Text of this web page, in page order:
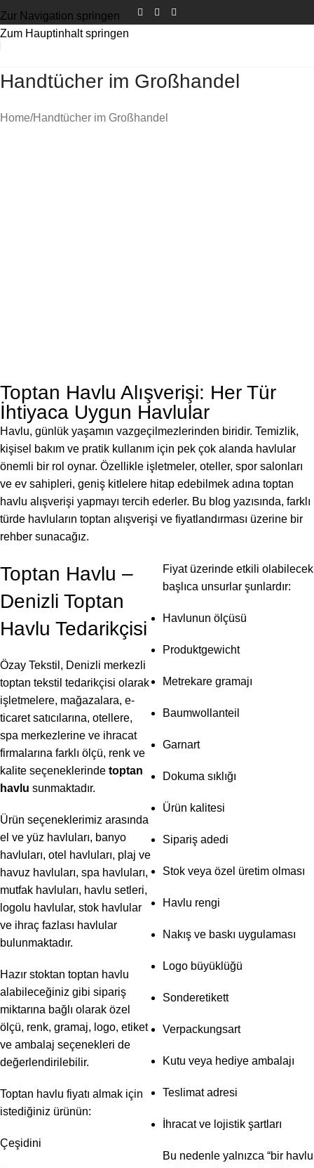
Zur Navigation springen
Zum Hauptinhalt springen
Handtücher im Großhandel
Home Handtücher im Großhandel
Toptan Havlu Alışverişi: Her Tür
İhtiyaca Uygun Havlular
Havlu, günlük yaşamın vazgeçilmezlerinden biridir. Temizlik,
kişisel bakım ve pratik kullanım için pek çok alanda havlular
önemli bir rol oynar. Özellikle işletmeler, oteller, spor salonları
ve ev sahipleri, geniş kitlelere hitap edebilmek adına toptan
havlu alışverişi yapmayı tercih ederler. Bu blog yazısında, farklı
türde havluların toptan alışverişi ve fiyatlandırması üzerine bir
rehber sunacağız.
Toptan Havlu –
Denizli Toptan
Havlu Tedarikçisi
Özay Tekstil, Denizli merkezli
toptan tekstil tedarikçisi olarak
işletmelere, mağazalara, e-
ticaret satıcılarına, otellere,
spa merkezlerine ve ihracat
firmalarına farklı ölçü, renk ve
kalite seçeneklerinde toptan
havlu sunmaktadır.
Ürün seçeneklerimiz arasında
el ve yüz havluları, banyo
havluları, otel havluları, plaj ve
havuz havluları, spa havluları,
mutfak havluları, havlu setleri,
logolu havlular, stok havlular
ve ihraç fazlası havlular
bulunmaktadır.
Hazır stoktan toptan havlu
alabileceğiniz gibi sipariş
miktarına bağlı olarak özel
ölçü, renk, gramaj, logo, etiket
ve ambalaj seçenekleri de
değerlendirilebilir.
Toptan havlu fiyatı almak için
istediğiniz ürünün:
Çeşidini
Fiyat üzerinde etkili olabilecek
başlıca unsurlar şunlardır:
Havlunun ölçüsü
Produktgewicht
Metrekare gramajı
Baumwollanteil
Garnart
Dokuma sıklığı
Ürün kalitesi
Sipariş adedi
Stok veya özel üretim olması
Havlu rengi
Nakış ve baskı uygulaması
Logo büyüklüğü
Sonderetikett
Verpackungsart
Kutu veya hediye ambalajı
Teslimat adresi
İhracat ve lojistik şartları
Bu nedenle yalnızca “bir havlu